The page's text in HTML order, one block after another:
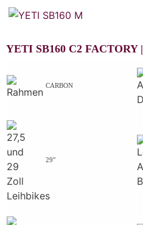
YETI SB160 C2 FACTORY |
CARBON
29″